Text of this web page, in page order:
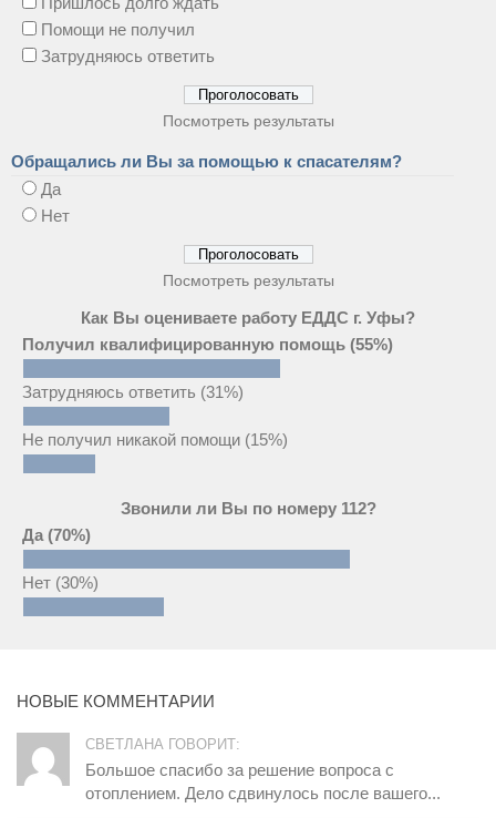
Помощи не получил
Затрудняюсь ответить
Посмотреть результаты
Обращались ли Вы за помощью к спасателям?
Да
Нет
Посмотреть результаты
Как Вы оцениваете работу ЕДДС г. Уфы?
Получил квалифицированную помощь (55%)
Затрудняюсь ответить (31%)
Не получил никакой помощи (15%)
Звонили ли Вы по номеру 112?
Да (70%)
Нет (30%)
НОВЫЕ КОММЕНТАРИИ
СВЕТЛАНА ГОВОРИТ:
Большое спасибо за решение вопроса с
отоплением. Дело сдвинулось после вашего...